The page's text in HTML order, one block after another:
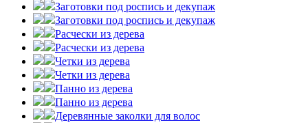
Заготовки под роспись и декупаж
Заготовки под роспись и декупаж
Расчески из дерева
Расчески из дерева
Четки из дерева
Четки из дерева
Панно из дерева
Панно из дерева
Деревянные заколки для волос